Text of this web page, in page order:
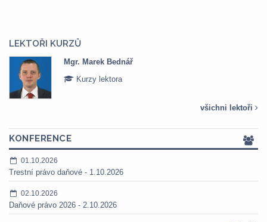
LEKTOŘI KURZŮ
Mgr. Marek Bednář
Kurzy lektora
všichni lektoři
KONFERENCE
01.10.2026
Trestní právo daňové - 1.10.2026
02.10.2026
Daňové právo 2026 - 2.10.2026